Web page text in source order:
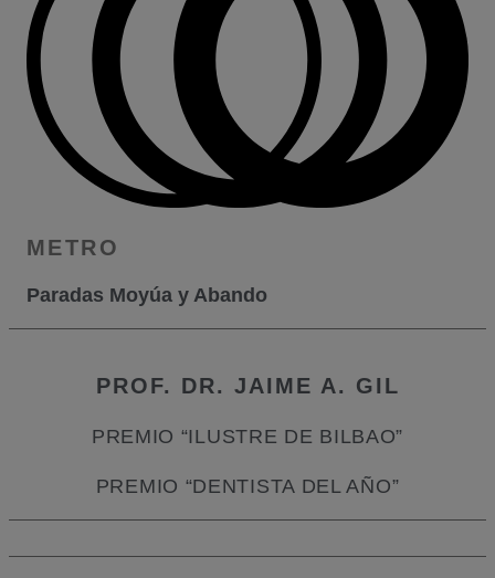
METRO
Paradas Moyúa y Abando
PROF. DR. JAIME A. GIL
PREMIO “ILUSTRE DE BILBAO”
PREMIO “DENTISTA DEL AÑO”